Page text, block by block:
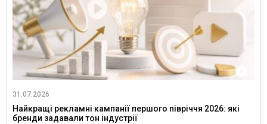
31.07.2026
Найкращі рекламні кампанії першого півріччя 2026: які
бренди задавали тон індустрії